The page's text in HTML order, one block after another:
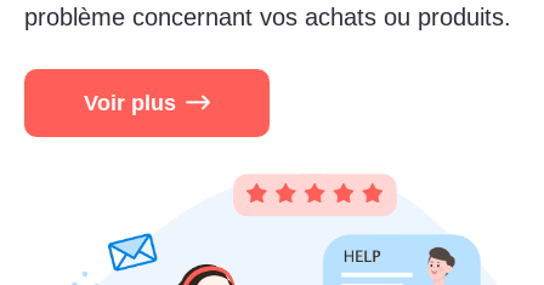
problème concernant vos achats ou produits.
Voir plus